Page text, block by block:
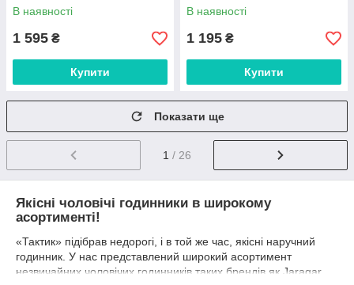
В наявності
1 595 ₴
Купити
В наявності
1 195 ₴
Купити
Показати ще
1 / 26
Якісні чоловічі годинники в широкому
асортименті!
«Тактик» підібрав недорогі, і в той же час, якісні наручний
годинник. У нас представлений широкий асортимент
незвичайних чоловічих годинників таких брендів як Jaragar,